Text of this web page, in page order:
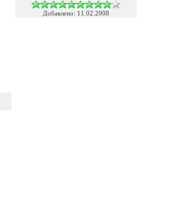
Добавлено: 11.02.2008